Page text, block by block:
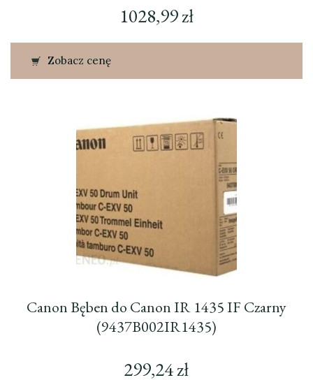
1028,99zł
Zobacz cenę
Canon Bęben do Canon IR 1435 IF Czarny
(9437B002IR1435)
299,24zł